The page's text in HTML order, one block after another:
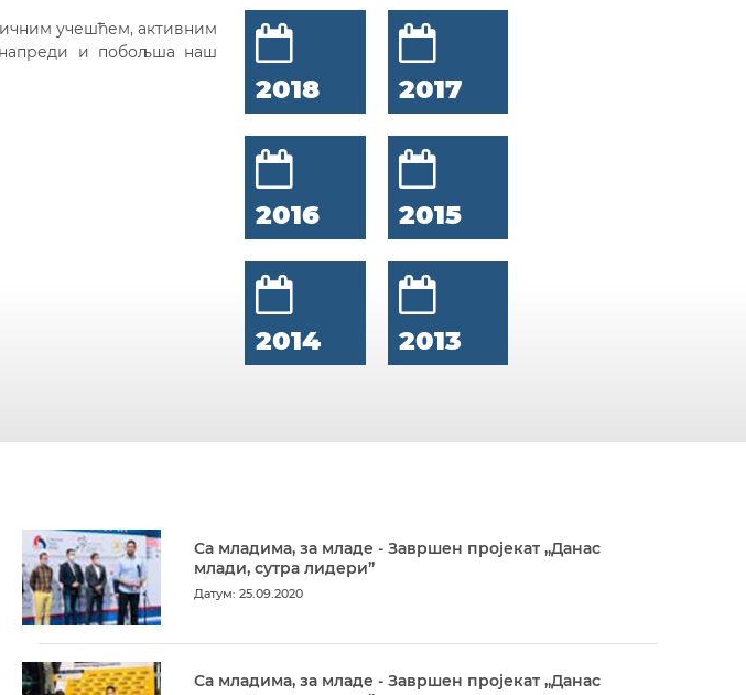
учешћем, активним
и побољша наш
2018 2017
2016 2015
2014 2013
Са младима, за младе - Завршен пројекат „Данас
млади, сутра лидери”
Датум: 25.09.2020
Са младима, за младе - Завршен пројекат „Данас